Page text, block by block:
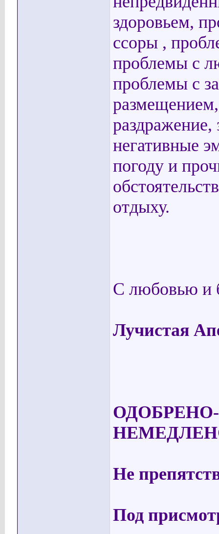
здоровьем,
ссоры ,
проблемы с
проблемы с
размещением,
раздражение,
негативные
погоду и
отдыху.
С любовью и
Лучистая
Не
Под